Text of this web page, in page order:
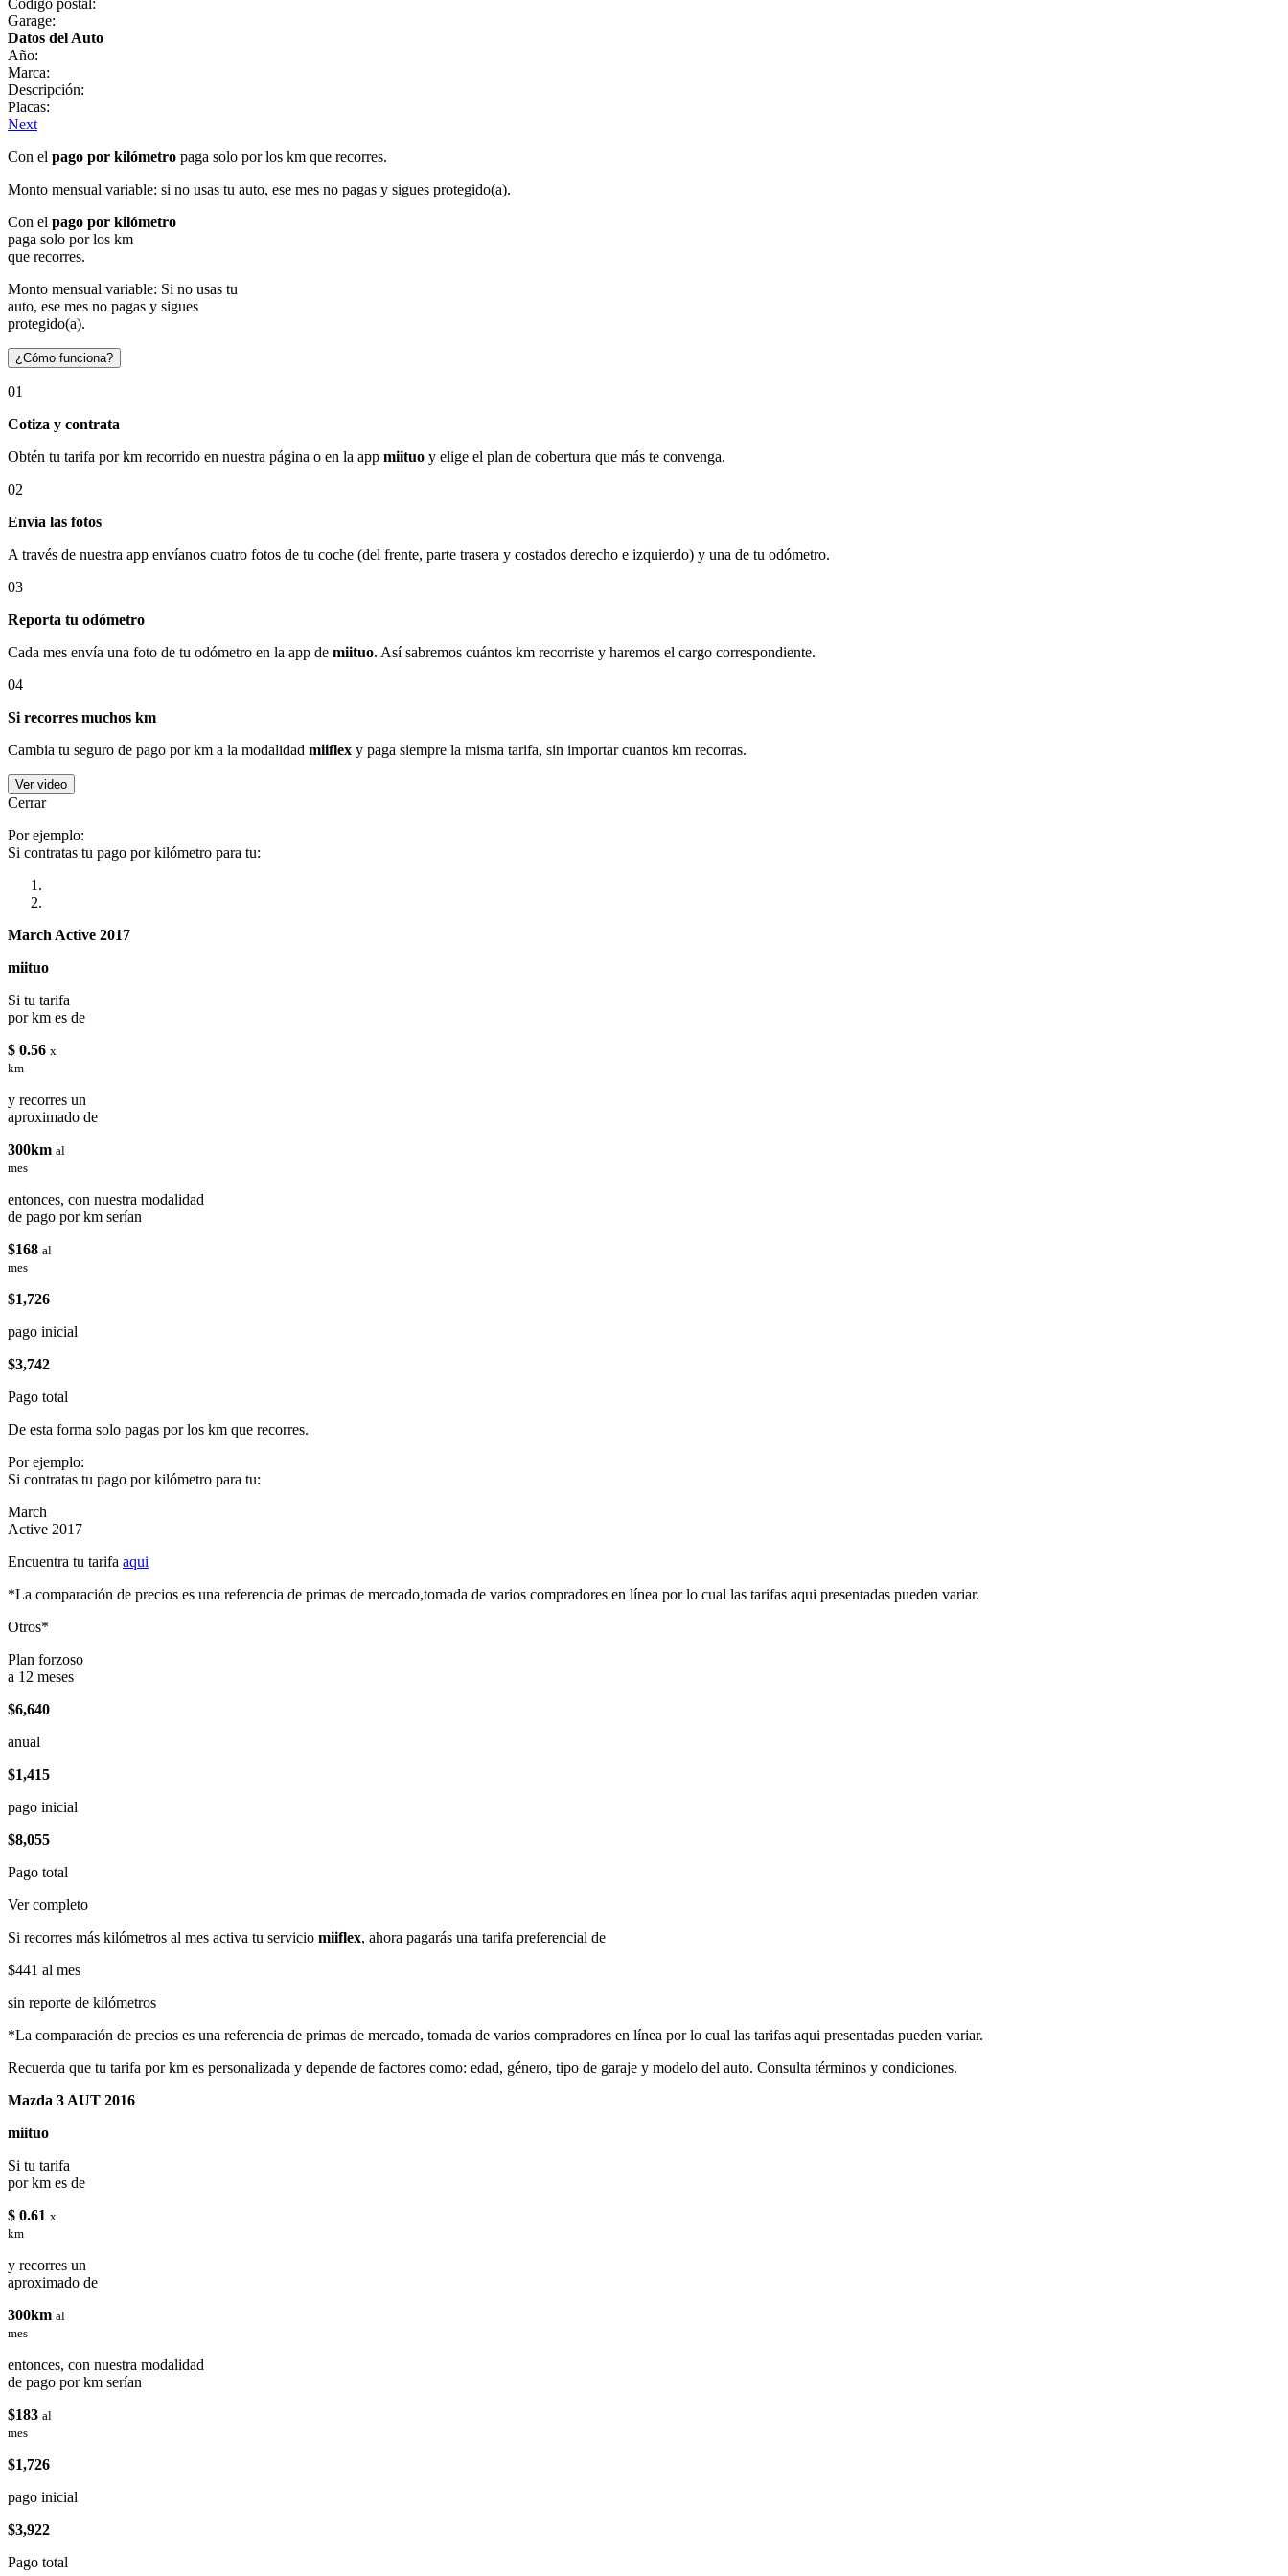
Garage:
Datos del Auto
Año:
Marca:
Descripción:
Placas:
Next
Con el pago por kilómetro paga solo por los km que recorres.
Monto mensual variable: si no usas tu auto, ese mes no pagas y sigues protegido(a).
Con el pago por kilómetro
paga solo por los km
que recorres.
Monto mensual variable: Si no usas tu
auto, ese mes no pagas y sigues
protegido(a).
¿Cómo funciona?
01
Cotiza y contrata
Obtén tu tarifa por km recorrido en nuestra página o en la app miituo y elige el plan de cobertura que más te convenga.
02
Envía las fotos
A través de nuestra app envíanos cuatro fotos de tu coche (del frente, parte trasera y costados derecho e izquierdo) y una de tu odómetro.
03
Reporta tu odómetro
Cada mes envía una foto de tu odómetro en la app de miituo. Así sabremos cuántos km recorriste y haremos el cargo correspondiente.
04
Si recorres muchos km
Cambia tu seguro de pago por km a la modalidad miiflex y paga siempre la misma tarifa, sin importar cuantos km recorras.
Ver video
Cerrar
Por ejemplo:
Si contratas tu pago por kilómetro para tu:
March Active 2017
miituo
Si tu tarifa
por km es de
$ 0.56 x
km
y recorres un
aproximado de
300km al
mes
entonces, con nuestra modalidad
de pago por km serían
$168 al
mes
$1,726
pago inicial
$3,742
Pago total
De esta forma solo pagas por los km que recorres.
Por ejemplo:
Si contratas tu pago por kilómetro para tu:
March
Active 2017
Encuentra tu tarifa aqui
*La comparación de precios es una referencia de primas de mercado,tomada de varios compradores en línea por lo cual las tarifas aqui presentadas pueden variar.
Otros*
Plan forzoso
a 12 meses
$6,640
anual
$1,415
pago inicial
$8,055
Pago total
Ver completo
Si recorres más kilómetros al mes activa tu servicio miiflex, ahora pagarás una tarifa preferencial de
$441 al mes
sin reporte de kilómetros
*La comparación de precios es una referencia de primas de mercado, tomada de varios compradores en línea por lo cual las tarifas aqui presentadas pueden variar.
Recuerda que tu tarifa por km es personalizada y depende de factores como: edad, género, tipo de garaje y modelo del auto. Consulta términos y condiciones.
Mazda 3 AUT 2016
miituo
Si tu tarifa
por km es de
$ 0.61 x
km
y recorres un
aproximado de
300km al
mes
entonces, con nuestra modalidad
de pago por km serían
$183 al
mes
$1,726
pago inicial
$3,922
Pago total